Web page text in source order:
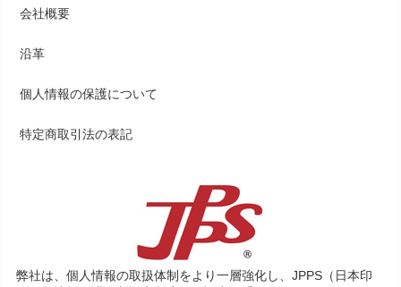
会社概要
沿革
個人情報の保護について
特定商取引法の表記
弊社は、個人情報の取扱体制をより一層強化し、JPPS（日本印